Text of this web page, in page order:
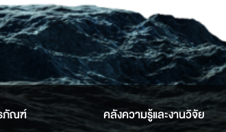
ณฑ์ คลังความรู้และงานวิจัย